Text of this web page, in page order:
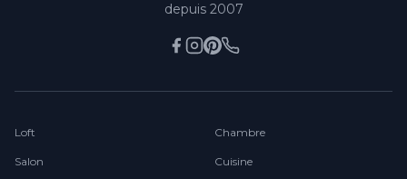
depuis 2007
Loft
Salon
Chambre
Cuisine